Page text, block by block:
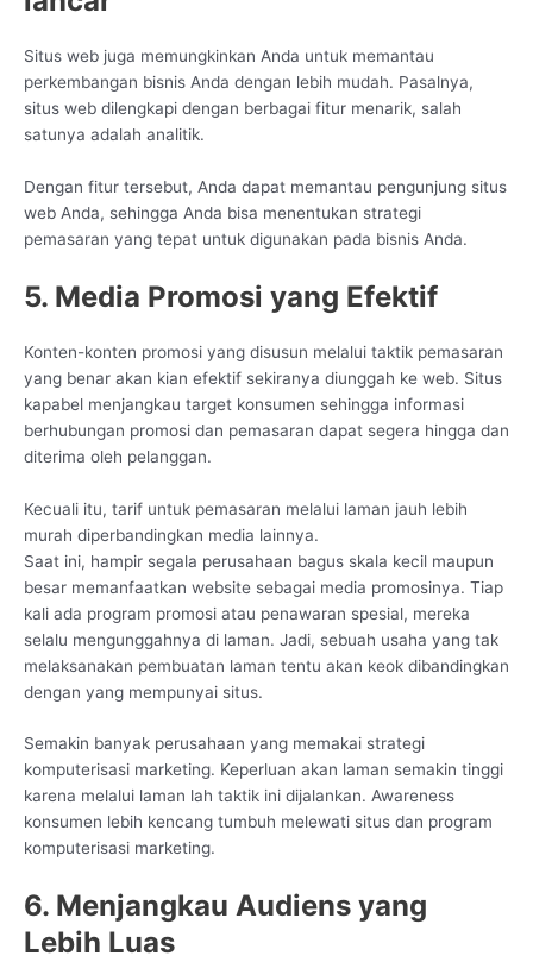
Situs web juga memungkinkan Anda untuk memantau
perkembangan bisnis Anda dengan lebih mudah. Pasalnya,
situs web dilengkapi dengan berbagai fitur menarik, salah
satunya adalah analitik.
Dengan fitur tersebut, Anda dapat memantau pengunjung situs
web Anda, sehingga Anda bisa menentukan strategi
pemasaran yang tepat untuk digunakan pada bisnis Anda.
5. Media Promosi yang Efektif
Konten-konten promosi yang disusun melalui taktik pemasaran
yang benar akan kian efektif sekiranya diunggah ke web. Situs
kapabel menjangkau target konsumen sehingga informasi
berhubungan promosi dan pemasaran dapat segera hingga dan
diterima oleh pelanggan.
Kecuali itu, tarif untuk pemasaran melalui laman jauh lebih
murah diperbandingkan media lainnya.
Saat ini, hampir segala perusahaan bagus skala kecil maupun
besar memanfaatkan website sebagai media promosinya. Tiap
kali ada program promosi atau penawaran spesial, mereka
selalu mengunggahnya di laman. Jadi, sebuah usaha yang tak
melaksanakan pembuatan laman tentu akan keok dibandingkan
dengan yang mempunyai situs.
Semakin banyak perusahaan yang memakai strategi
komputerisasi marketing. Keperluan akan laman semakin tinggi
karena melalui laman lah taktik ini dijalankan. Awareness
konsumen lebih kencang tumbuh melewati situs dan program
komputerisasi marketing.
6. Menjangkau Audiens yang
Lebih Luas